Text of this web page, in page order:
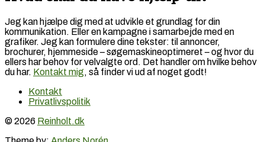
Jeg kan hjælpe dig med at udvikle et grundlag for din
kommunikation. Eller en kampagne i samarbejde med en
grafiker. Jeg kan formulere dine tekster: til annoncer,
brochurer, hjemmeside – søgemaskineoptimeret – og hvor du
ellers har behov for velvalgte ord. Det handler om hvilke behov
du har. Kontakt mig, så finder vi ud af noget godt!
Kontakt
Privatlivspolitik
© 2026 Reinholt.dk